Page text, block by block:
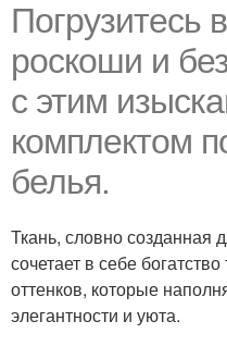
Погрузитесь
роскоши и
с этим
комплектом
белья.
Ткань, словно созданная
сочетает в себе
оттенков, которые
элегантности и уюта.